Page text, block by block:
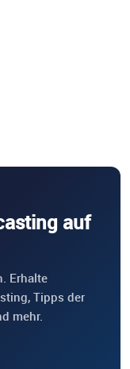
auf
Erhalte
Tipps der
mehr.